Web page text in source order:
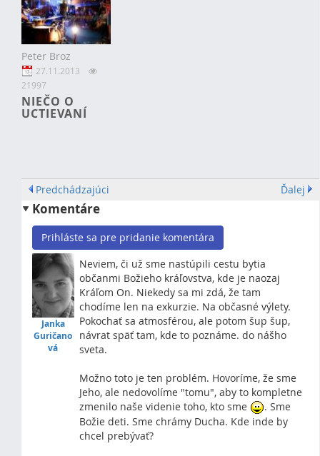
Peter Broz
27.11.2013
21997
NIEČO O
UCTIEVANÍ
Predchádzajúci Ďalej
Komentáre
Prihláste sa pre pridanie komentára
Janka
Guričano
vá
Neviem, či už sme nastúpili cestu bytia
občanmi Božieho kráľovstva, kde je naozaj
Kráľom On. Niekedy sa mi zdá, že tam
chodíme len na exkurzie. Na občasné výlety.
Pokochať sa atmosférou, ale potom šup šup,
návrat späť tam, kde to poznáme. do nášho
sveta.
Možno toto je ten problém. Hovoríme, že sme
Jeho, ale nedovolíme "tomu", aby to kompletne
zmenilo naše videnie toho, kto sme
. Sme
Božie deti. Sme chrámy Ducha. Kde inde by
chcel prebývať?